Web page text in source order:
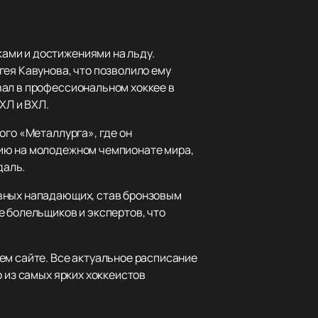
и достижениями на льду.
Кавунова, что позволило ему
в профессиональном хоккее в
и ВХЛ.
«Металлурга», где он
на молодежном чемпионате мира,
нападающих, став бронзовым
и экспертов, что
сайте. Все актуальное расписание
самых ярких хоккеистов